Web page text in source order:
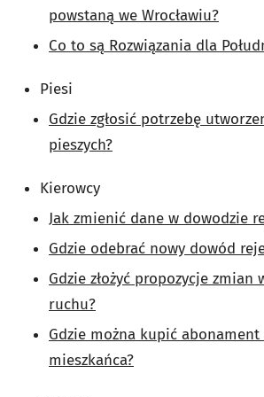
powstaną we Wrocławiu?
Co to są Rozwiązania dla
Piesi
Gdzie zgłosić potrzebę
pieszych?
Kierowcy
Jak zmienić dane w dowodzie
Gdzie odebrać nowy dowód
Gdzie złożyć propozycje zmian
ruchu?
Gdzie można kupić
mieszkańca?